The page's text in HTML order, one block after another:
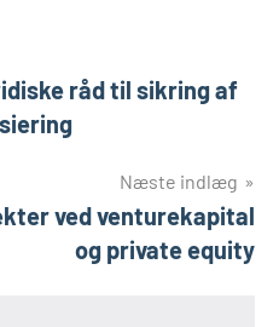
råd til sikring af
Næste indlæg
ved venturekapital
og private equity